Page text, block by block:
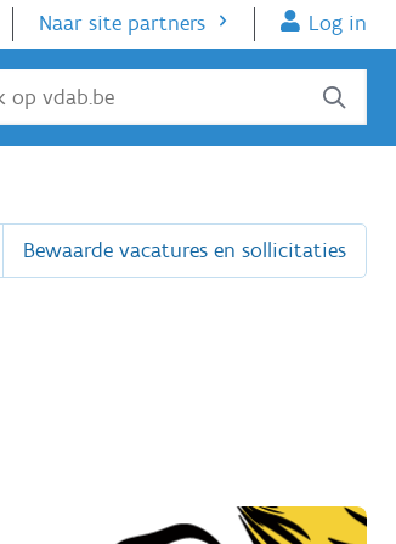
Naar site partners Log in
Bewaarde vacatures en sollicitaties